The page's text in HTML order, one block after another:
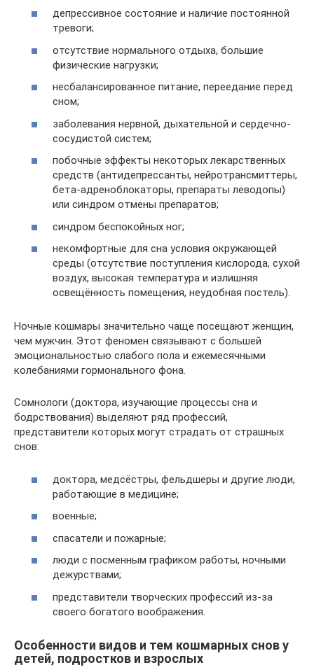
депрессивное состояние и наличие постоянной
тревоги;
отсутствие нормального отдыха, большие
физические нагрузки;
несбалансированное питание, переедание перед
сном;
заболевания нервной, дыхательной и сердечно-
сосудистой систем;
побочные эффекты некоторых лекарственных
средств (антидепрессанты, нейротрансмиттеры,
бета-адреноблокаторы, препараты леводопы)
или синдром отмены препаратов;
синдром беспокойных ног;
некомфортные для сна условия окружающей
среды (отсутствие поступления кислорода, сухой
воздух, высокая температура и излишняя
освещённость помещения, неудобная постель).
Ночные кошмары значительно чаще посещают женщин,
чем мужчин. Этот феномен связывают с большей
эмоциональностью слабого пола и ежемесячными
колебаниями гормонального фона.
Сомнологи (доктора, изучающие процессы сна и
бодрствования) выделяют ряд профессий,
представители которых могут страдать от страшных
снов:
доктора, медсёстры, фельдшеры и другие люди,
работающие в медицине;
военные;
спасатели и пожарные;
люди с посменным графиком работы, ночными
дежурствами;
представители творческих профессий из-за
своего богатого воображения.
Особенности видов и тем кошмарных снов у
детей, подростков и взрослых